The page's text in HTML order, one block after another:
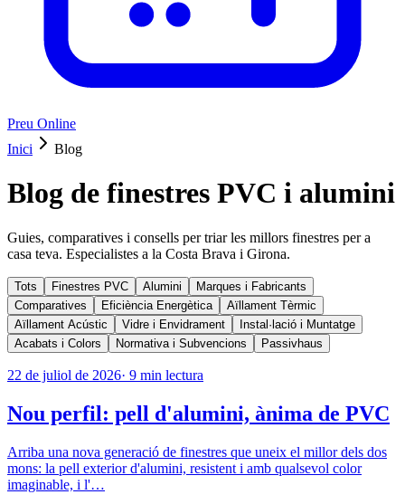
Preu Online
Inici
Blog
Blog de finestres PVC i alumini
Guies, comparatives i consells per triar les millors finestres per a
casa teva. Especialistes a la Costa Brava i Girona.
Tots Finestres PVC Alumini
Marques i Fabricants
Comparatives
Eficiència Energètica
Aïllament Tèrmic
Aïllament Acústic
Vidre i Envidrament
Instal·lació i Muntatge
Acabats i Colors
Normativa i Subvencions Passivhaus
22 de juliol de 2026· 9 min lectura
Nou perfil: pell d'alumini, ànima de PVC
Arriba una nova generació de finestres que uneix el millor dels dos
mons: la pell exterior d'alumini, resistent i amb qualsevol color
imaginable, i l'…